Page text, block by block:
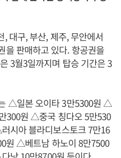
대구, 부산, 제주, 무안에서
을 판매하고 있다. 항공권을
3월3일까지며 탑승 기간은 3
△일본 오이타 3만5300원 △
300원 △중국 칭다오 5만530
시아 블라디보스토크 7만16
원 △베트남 하노이 8만7500